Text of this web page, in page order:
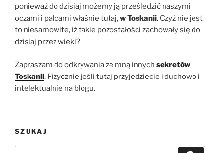
ponieważ do dzisiaj ​​możemy ją prześledzić naszymi
oczami i palcami właśnie tutaj,w Toskanii. Czyż nie jest
to niesamowite, iż takie pozostałości zachowały się do
dzisiaj przez wieki?
Zapraszam do odkrywania ze mną innych sekretów
Toskanii. Fizycznie jeśli tutaj przyjedziecie i duchowo i
intelektualnie na blogu.
SZUKAJ